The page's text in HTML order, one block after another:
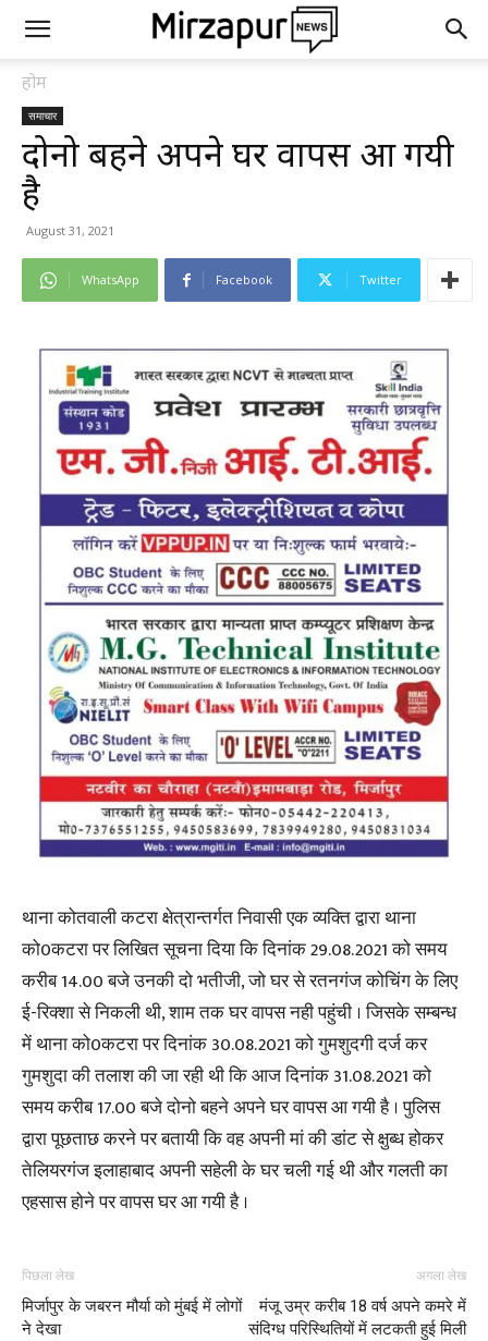
होम
समाचार
दोनो बहने अपने घर वापस आ गयी
है
August 31, 2021
WhatsApp Facebook Twitter
थाना कोतवाली कटरा क्षेत्रान्तर्गत निवासी एक व्यक्ति द्वारा थाना
को0कटरा पर लिखित सूचना दिया कि दिनांक 29.08.2021 को समय
करीब 14.00 बजे उनकी दो भतीजी, जो घर से रतनगंज कोचिंग के लिए
ई-रिक्शा से निकली थी, शाम तक घर वापस नही पहुंची । जिसके सम्बन्ध
में थाना को0कटरा पर दिनांक 30.08.2021 को गुमशुदगी दर्ज कर
गुमशुदा की तलाश की जा रही थी कि आज दिनांक 31.08.2021 को
समय करीब 17.00 बजे दोनो बहने अपने घर वापस आ गयी है । पुलिस
द्वारा पूछताछ करने पर बतायी कि वह अपनी मां की डांट से क्षुब्ध होकर
तेलियरगंज इलाहाबाद अपनी सहेली के घर चली गई थी और गलती का
एहसास होने पर वापस घर आ गयी है ।
पिछला लेख
मिर्जापुर के जबरन मौर्या को मुंबई में लोगों
ने देखा
अगला लेख
मंजू उम्र करीब 18 वर्ष अपने कमरे में
संदिग्ध परिस्थितियों में लटकती हुई मिली